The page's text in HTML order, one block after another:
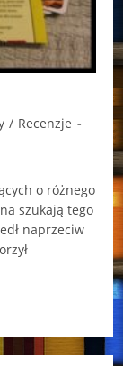
/ Recenzje
o różnego
szukają tego
naprzeciw